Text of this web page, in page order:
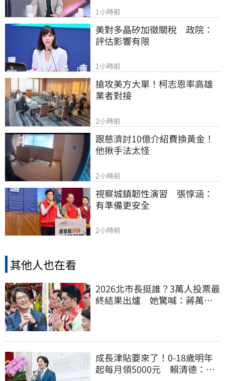
1小時前
美對多晶矽加徵關稅　政院：
評估影響有限
1小時前
搶攻美方大單！柯志恩率高雄
業者對接
2小時前
跟慈濟討10億介紹費換黃金！
他揪手法太怪
2小時前
視察城鎮韌性演習　張惇涵：
有準備更安全
2小時前
其他人也在看
2026北市長挺誰？3萬人投票最
終結果出爐 她驚喊：蔣萬安
成長津貼要來了！0-18歲明年
起每月領5000元 賴清德：此